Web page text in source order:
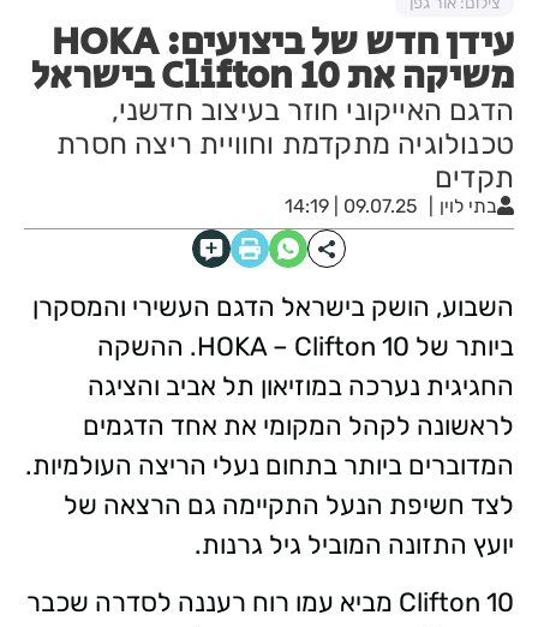
עידן חדש של ביצועים: HOKA
משיקה את Clifton 10 בישראל
הדגם האייקוני חוזר בעיצוב חדשני,
טכנולוגיה מתקדמת וחוויית ריצה חסרת
תקדים
בתי לוין 09.07.25 | 14:19
השבוע, הושק בישראל הדגם העשירי והמסקרן
ביותר של HOKA – Clifton 10. ההשקה
החגיגית נערכה במוזיאון תל אביב והציגה
לראשונה לקהל המקומי את אחד הדגמים
המדוברים ביותר בתחום נעלי הריצה העולמיות.
לצד חשיפת הנעל התקיימה גם הרצאה של
יועץ התזונה המוביל גיל גרנות.
Clifton 10 מביא עמו רוח רעננה לסדרה שכבר